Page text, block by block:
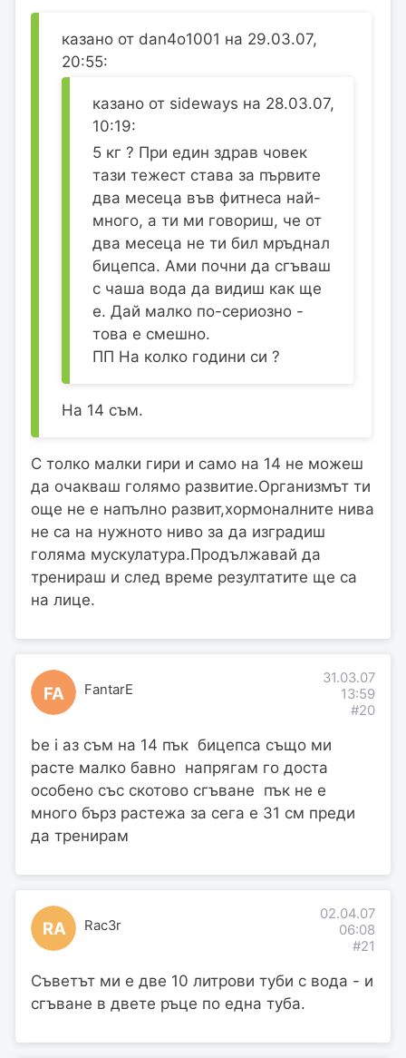
казано от dan4o1001 на 29.03.07,
20:55:
казано от sideways на 28.03.07,
10:19:
5 кг ? При един здрав човек
тази тежест става за първите
два месеца във фитнеса най-
много, а ти ми говориш, че от
два месеца не ти бил мръднал
бицепса. Ами почни да сгъваш
с чаша вода да видиш как ще
е. Дай малко по-сериозно -
това е смешно.
ПП На колко години си ?
На 14 съм.
С толко малки гири и само на 14 не можеш
да очакваш голямо развитие.Организмът ти
още не е напълно развит,хормоналните нива
не са на нужното ниво за да изградиш
голяма мускулатура.Продължавай да
тренираш и след време резултатите ще са
на лице.
FA FantarE
31.03.07
13:59
#20
be i аз съм на 14 пък бицепса също ми
расте малко бавно напрягам го доста
особено със скотово сгъване пък не е
много бърз растежа за сега е 31 см преди
да тренирам
RA Rac3r
02.04.07
06:08
#21
Съветът ми е две 10 литрови туби с вода - и
сгъване в двете ръце по една туба.